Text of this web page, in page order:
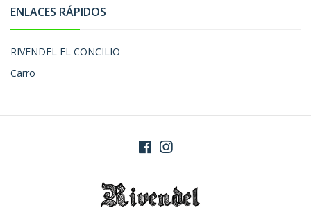
ENLACES RÁPIDOS
RIVENDEL EL CONCILIO
Carro